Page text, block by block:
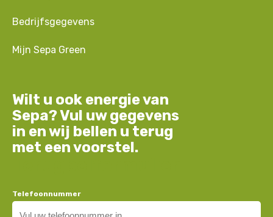
Bedrijfsgegevens
Mijn Sepa Green
Wilt u ook energie van
Sepa? Vul uw gegevens
in en wij bellen u terug
met een voorstel.
Telefoonnummer